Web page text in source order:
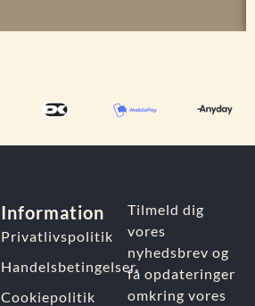
Information
Privatlivspolitik
Handelsbetingelser
Cookiepolitik
Tilmeld dig
vores
nyhedsbrev og
få opdateringer
omkring vores